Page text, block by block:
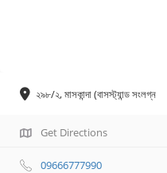
২৯৮/২, মাসকান্দা (বাসস্ট্যান্ড সংলগ্ন
Get Directions
09666777990